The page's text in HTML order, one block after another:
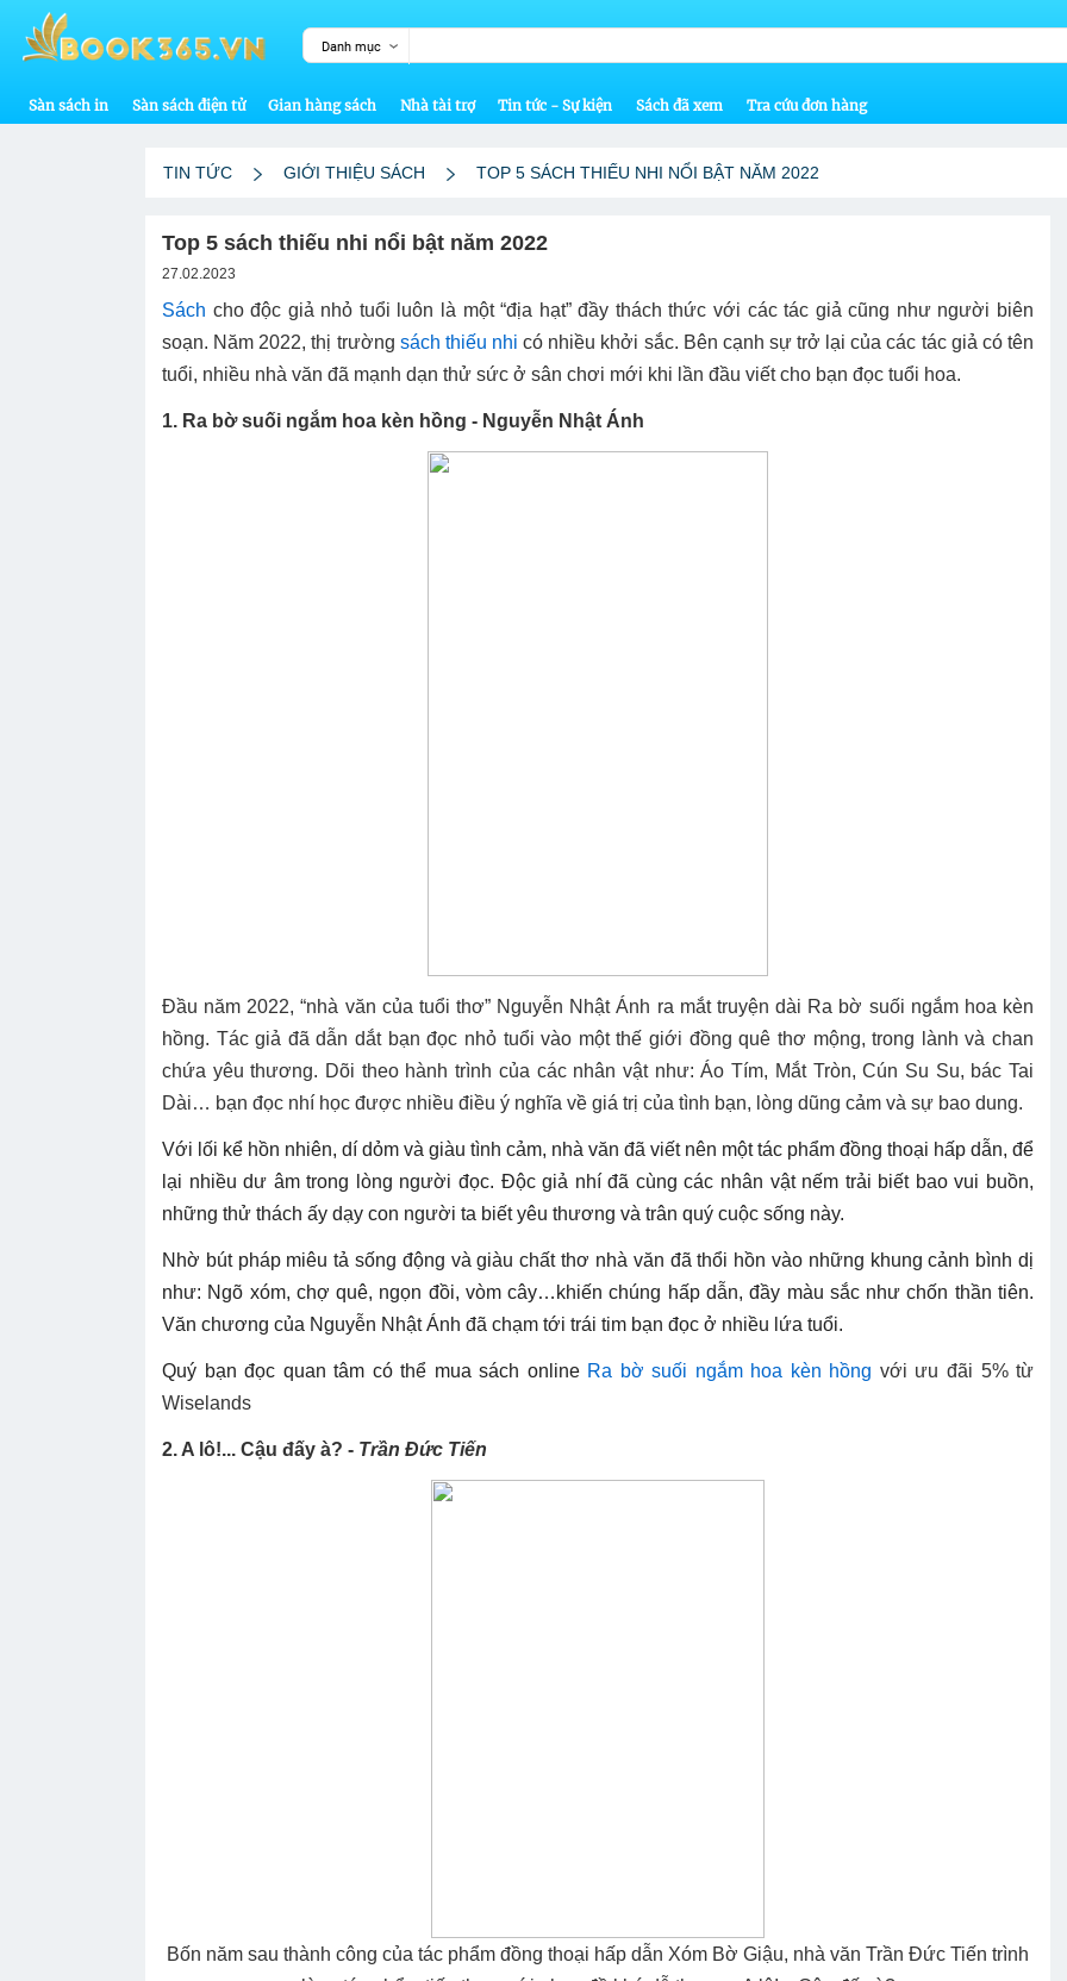
Danh mục
Sàn sách in Sàn sách điện tử Gian hàng sách Nhà tài trợ Tin tức - Sự kiện Sách đã xem Tra cứu đơn hàng
TIN TỨC GIỚI THIỆU SÁCH TOP 5 SÁCH THIẾU NHI NỔI BẬT NĂM 2022
Top 5 sách thiếu nhi nổi bật năm 2022
27.02.2023
Sách cho độc giả nhỏ tuổi luôn là một “địa hạt” đầy thách thức với các tác giả cũng như người biên
soạn. Năm 2022, thị trường sách thiếu nhi có nhiều khởi sắc. Bên cạnh sự trở lại của các tác giả có tên
tuổi, nhiều nhà văn đã mạnh dạn thử sức ở sân chơi mới khi lần đầu viết cho bạn đọc tuổi hoa.
1. Ra bờ suối ngắm hoa kèn hồng - Nguyễn Nhật Ánh
Đầu năm 2022, “nhà văn của tuổi thơ” Nguyễn Nhật Ánh ra mắt truyện dài Ra bờ suối ngắm hoa kèn
hồng. Tác giả đã dẫn dắt bạn đọc nhỏ tuổi vào một thế giới đồng quê thơ mộng, trong lành và chan
chứa yêu thương. Dõi theo hành trình của các nhân vật như: Áo Tím, Mắt Tròn, Cún Su Su, bác Tai
Dài… bạn đọc nhí học được nhiều điều ý nghĩa về giá trị của tình bạn, lòng dũng cảm và sự bao dung.
Với lối kể hồn nhiên, dí dỏm và giàu tình cảm, nhà văn đã viết nên một tác phẩm đồng thoại hấp dẫn, để
lại nhiều dư âm trong lòng người đọc. Độc giả nhí đã cùng các nhân vật nếm trải biết bao vui buồn,
những thử thách ấy dạy con người ta biết yêu thương và trân quý cuộc sống này.
Nhờ bút pháp miêu tả sống động và giàu chất thơ nhà văn đã thổi hồn vào những khung cảnh bình dị
như: Ngõ xóm, chợ quê, ngọn đồi, vòm cây…khiến chúng hấp dẫn, đầy màu sắc như chốn thần tiên.
Văn chương của Nguyễn Nhật Ánh đã chạm tới trái tim bạn đọc ở nhiều lứa tuổi.
Quý bạn đọc quan tâm có thể mua sách online Ra bờ suối ngắm hoa kèn hồng với ưu đãi 5% từ
Wiselands
2. A lô!... Cậu đấy à? - Trần Đức Tiến
Bốn năm sau thành công của tác phẩm đồng thoại hấp dẫn Xóm Bờ Giậu, nhà văn Trần Đức Tiến trình